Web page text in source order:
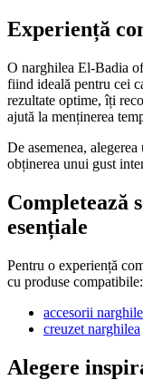
Experiență
O narghilea El-Badia
fiind ideală pentru cei
rezultate optime, îți
ajută la menținerea
De asemenea, alegerea
obținerea unui gust
Completează
esențiale
Pentru o experiență
cu produse compatibile:
accesorii
creuzet narghilea
Alegere